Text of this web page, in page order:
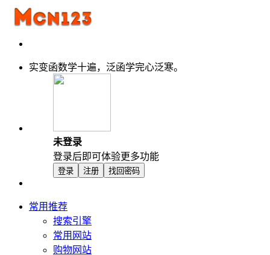
实变函数学十遍，泛函学完心泛寒。
未登录
登录后即可体验更多功能
登录 注册 找回密码
常用推荐
搜索引擎
常用网站
购物网站